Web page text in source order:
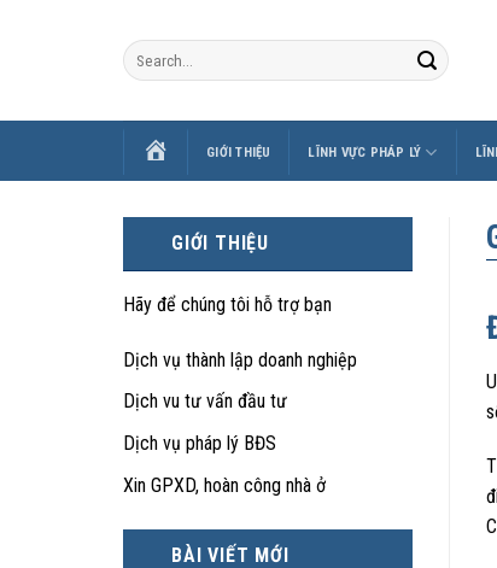
TRANGGIỚI THIỆU LĨNH VỰC PHÁP LÝ
GIỚI THIỆU
Hãy để chúng tôi hỗ trợ bạn
Dịch vụ thành lập doanh nghiệp
Dịch vu tư vấn đầu tư
Dịch vụ pháp lý BĐS
Xin GPXD, hoàn công nhà ở
BÀI VIẾT MỚI